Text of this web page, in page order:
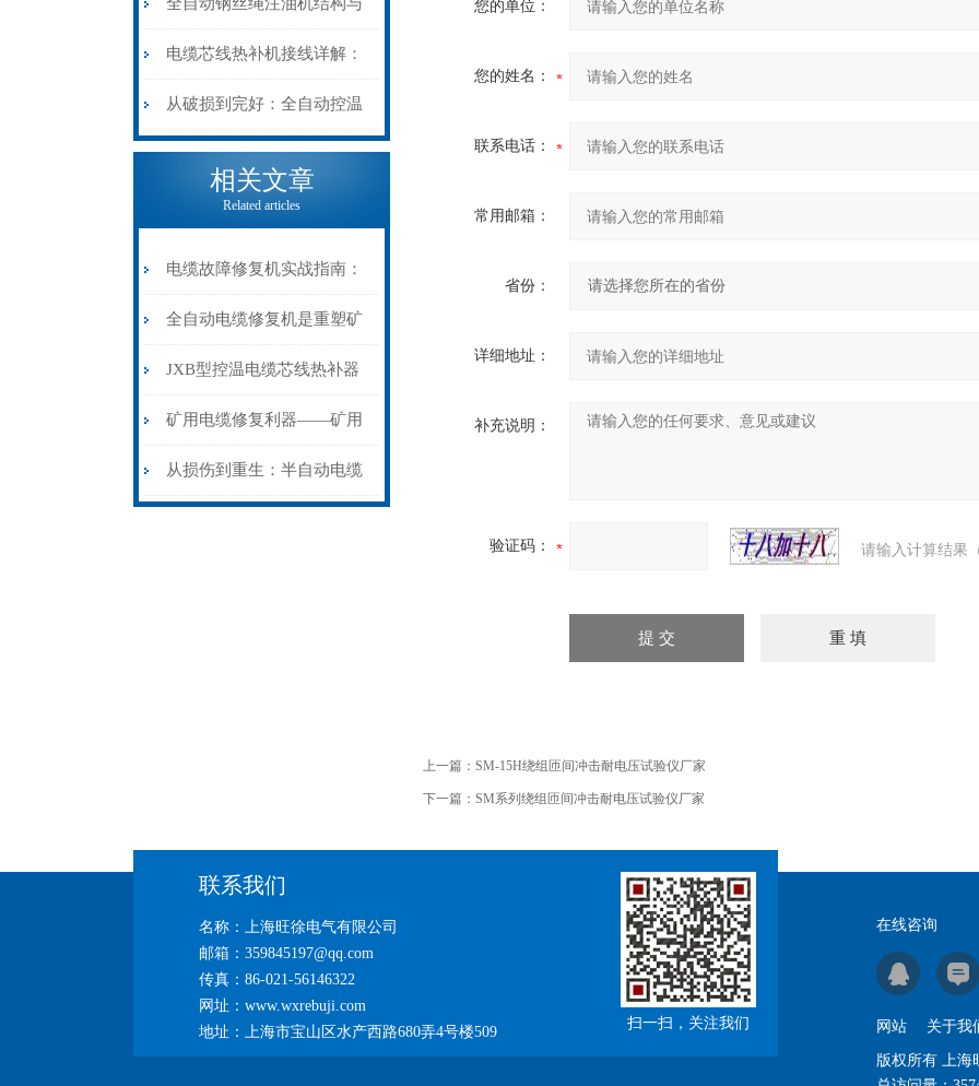
断逻辑
辑
工作原理：揭秘高效润滑的
机械密码
电缆芯线热补机接线详解：
从入门到精通
从破损到完好：全自动控温
电缆热补机的核心价值
相关文章
Related articles
电缆故障修复机实战指南：
从“盲测”到“精确定点”的三
步作业法
全自动电缆修复机是重塑矿
山电力动脉的“智能外科医
生”
JXB型控温电缆芯线热补器
安装与接线：精准修复的工
艺基石
矿用电缆修复利器——矿用
电缆热补机智能控温，安全
从损伤到重生：半自动电缆
您的单位：
您的姓名：
联系电话：
常用邮箱：
省份：
详细地址：
补充说明：
验证码： 请输入计算结果
上一篇： SM-15H绕组匝间冲击耐电压试验仪厂家
下一篇： SM系列绕组匝间冲击耐电压试验仪厂家
联系我们
名称：上海旺徐电气有限公司
邮箱：359845197@qq.com
传真：86-021-56146322
网址：www.wxrebuji.com
地址：上海市宝山区水产西路680弄4号楼509
扫一扫，关注我们
在线咨询
网站 关于我
版权所有 上海